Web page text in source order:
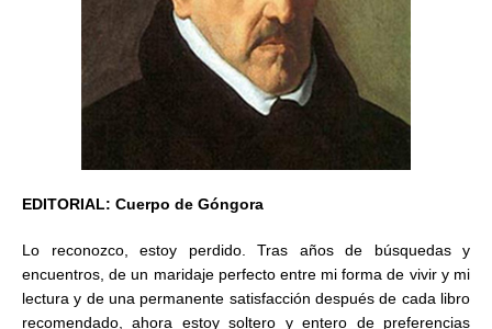
EDITORIAL: Cuerpo de Góngora
Lo reconozco, estoy perdido. Tras años de búsquedas y
encuentros, de un maridaje perfecto entre mi forma de vivir y mi
lectura y de una permanente satisfacción después de cada libro
recomendado, ahora estoy soltero y entero de preferencias